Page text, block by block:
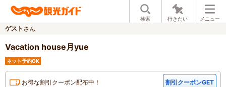
検索 行きたい メニュー
ゲスト さん
Vacation house月yue
ネット予約OK
お得な割引クーポン配布中！ 割引クーポンGET